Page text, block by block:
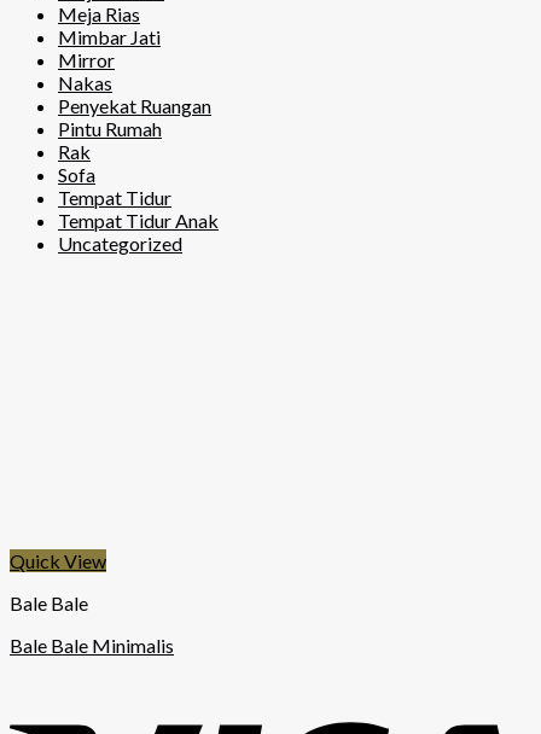
Meja Rias
Mimbar Jati
Mirror
Nakas
Penyekat Ruangan
Pintu Rumah
Rak
Sofa
Tempat Tidur
Tempat Tidur Anak
Uncategorized
Quick View
Bale Bale
Bale Bale Minimalis